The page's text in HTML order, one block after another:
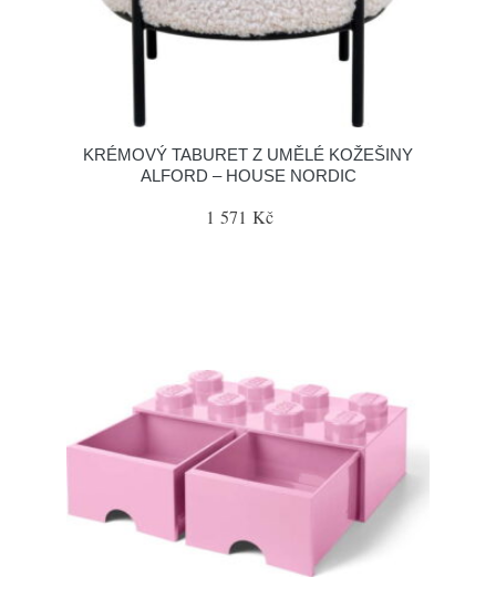
KRÉMOVÝ TABURET Z UMĚLÉ KOŽEŠINY
ALFORD – HOUSE NORDIC
1 571 Kč